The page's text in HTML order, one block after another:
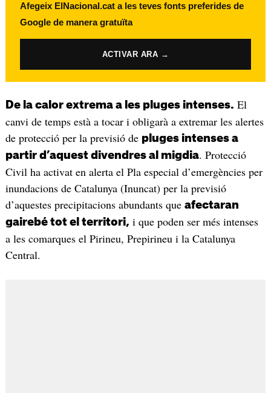
Afegeix ElNacional.cat a les teves fonts preferides de
Google de manera gratuïta
ACTIVAR ARA →
De la calor extrema a les pluges intenses. El
canvi de temps està a tocar i obligarà a extremar les alertes
de protecció per la previsió de pluges intenses a
partir d’aquest divendres al migdia. Protecció
Civil ha activat en alerta el Pla especial d’emergències per
inundacions de Catalunya (Inuncat) per la previsió
d’aquestes precipitacions abundants que afectaran
gairebé tot el territori, i que poden ser més intenses
a les comarques el Pirineu, Prepirineu i la Catalunya
Central.